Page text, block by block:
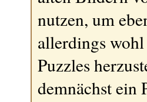
nutzen, um
allerdings
Puzzles
demnächst ein